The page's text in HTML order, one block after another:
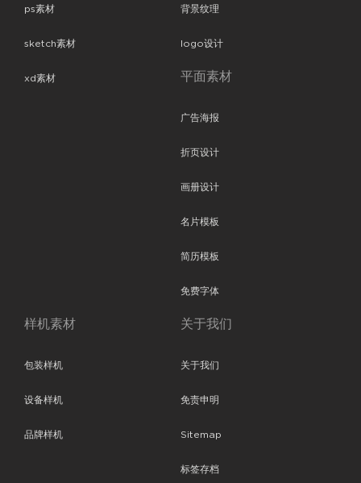
ps素材
sketch素材
xd素材
背景纹理
logo设计
平面素材
广告海报
折页设计
画册设计
名片模板
简历模板
免费字体
样机素材
包装样机
设备样机
品牌样机
关于我们
关于我们
免责申明
Sitemap
标签存档